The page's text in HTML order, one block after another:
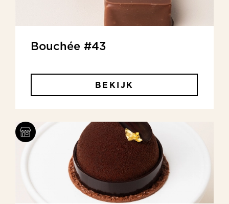
Bouchée #43
BEKIJK